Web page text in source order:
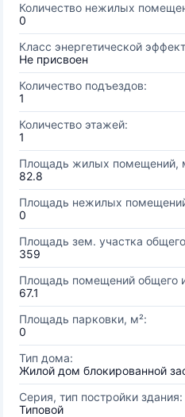
Количество нежилых
0
Класс энергетической
Не присвоен
Количество подъездов:
1
Количество этажей:
1
Площадь жилых помещений,
82.8
Площадь нежилых
0
Площадь зем. участка
359
Площадь помещений общего
67.1
Площадь парковки, м²:
0
Тип дома:
Жилой дом блокированной
Серия, тип постройки здания:
Типовой